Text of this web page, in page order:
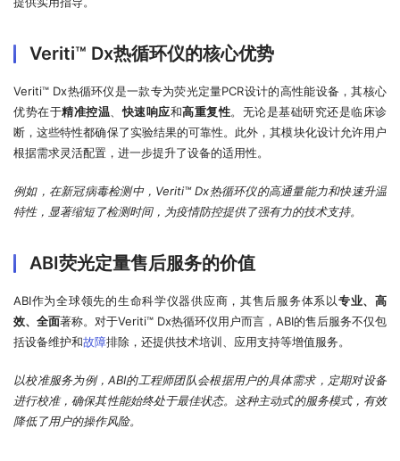
Veriti™ Dx热循环仪的核心优势
Veriti™ Dx热循环仪是一款专为荧光定量PCR设计的高性能设备，其核心
优势在于精准控温、快速响应和高重复性。无论是基础研究还是临床诊
断，这些特性都确保了实验结果的可靠性。此外，其模块化设计允许用户
根据需求灵活配置，进一步提升了设备的适用性。
例如，在新冠病毒检测中，Veriti™ Dx热循环仪的高通量能力和快速升温
特性，显著缩短了检测时间，为疫情防控提供了强有力的技术支持。
ABI荧光定量售后服务的价值
ABI作为全球领先的生命科学仪器供应商，其售后服务体系以专业、高
效、全面著称。对于Veriti™ Dx热循环仪用户而言，ABI的售后服务不仅包
括设备维护和故障排除，还提供技术培训、应用支持等增值服务。
以校准服务为例，ABI的工程师团队会根据用户的具体需求，定期对设备
进行校准，确保其性能始终处于最佳状态。这种主动式的服务模式，有效
降低了用户的操作风险。